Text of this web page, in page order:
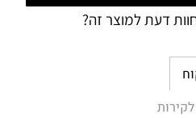
דעת למוצר זה?